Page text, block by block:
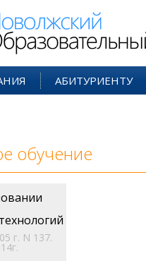
АБИТУРИЕНТУ
обучение
г. N 137.